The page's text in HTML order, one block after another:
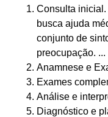
Consulta inicial.
busca ajuda
conjunto de
preocupação. ...
Anamnese e
Exames
Análise e
Diagnóstico e